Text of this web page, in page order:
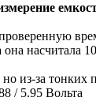
она насчитала
из-за тонких
/ 5.95 Вольта